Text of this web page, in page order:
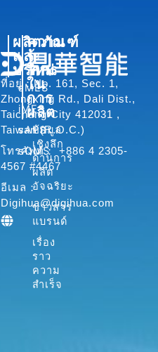
ที่อยู่：No. 161, Sec. 1,
Zhongxing Rd., Dali Dist.,
Taichung City 412031 ,
Taiwan (R.O.C.)
โทรศัพท์： +886 4 2305-
4567 #4467
อีเมล：
Digihua@digihua.com
ผลิตภัณฑ์
และ
บริการ
sMES
iMES
sAPS
sQMS
ความ
รู้
ใหม่
ใน
การ
ผลิต
ข้อมูล
เชิงลึก
ด้านการ
ผลิต
อัจฉริยะ
ข่าวสาร
แบรนด์
เรื่อง
ราว
ความ
สำเร็จ